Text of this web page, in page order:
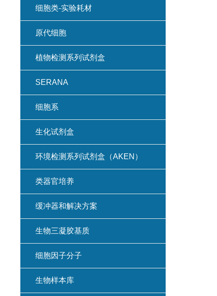
细胞类-实验耗材
原代细胞
植物检测系列试剂盒
SERANA
细胞系
生化试剂盒
环境检测系列试剂盒（AKEN）
类器官培养
缓冲器和解决方案
生物三凝胶基质
细胞因子分子
生物样本库